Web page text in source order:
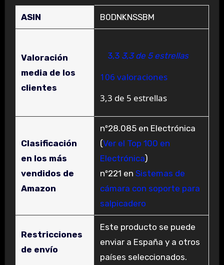
ASIN B0DNKNSSBM
Valoración
media de los
clientes
3,3 3,3 de 5 estrellas
106 valoraciones
3,3 de 5 estrellas
Clasificación
en los más
vendidos de
Amazon
nº28.085 en Electrónica
(Ver el Top 100 en
Electrónica)
nº221 en Sistemas de
cámara con soporte para
salpicadero
Restricciones
de envío
Este producto se puede
enviar a España y a otros
países seleccionados.